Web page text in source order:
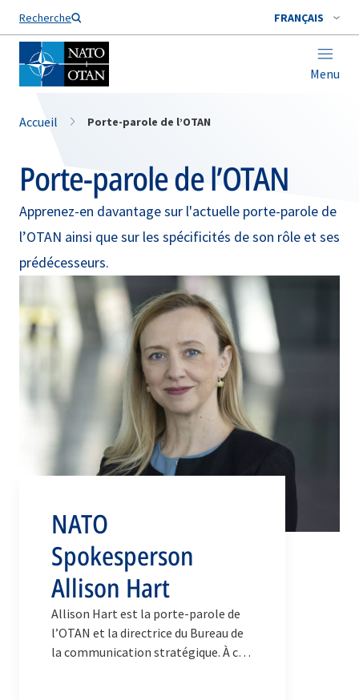
Recherche FRANÇAIS
Menu
Nom de famille*
Accueil Porte-parole de l’OTAN
Porte-parole de l’OTAN
Apprenez-en davantage sur l'actuelle porte-parole de
l’OTAN ainsi que sur les spécificités de son rôle et ses
prédécesseurs.
NATO
Spokesperson
Allison Hart
Allison Hart est la porte-parole de
l’OTAN et la directrice du Bureau de
la communication stratégique. À ce